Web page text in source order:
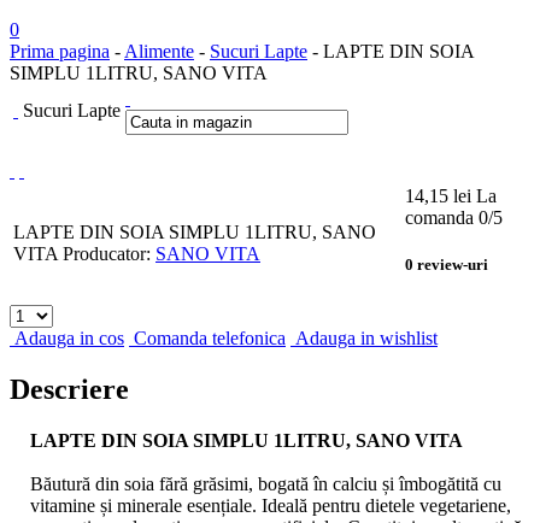
0
Prima pagina - Alimente - Sucuri Lapte - LAPTE DIN SOIA
SIMPLU 1LITRU, SANO VITA
Sucuri Lapte
LAPTE DIN SOIA SIMPLU 1LITRU, SANO
VITA Producator: SANO VITA
14,15 lei La
comanda 0/5
0 review-uri
Adauga in cos Comanda telefonica Adauga in wishlist
Descriere
LAPTE DIN SOIA SIMPLU 1LITRU, SANO VITA
Băutură din soia fără grăsimi, bogată în calciu și îmbogătită cu
vitamine și minerale esențiale. Ideală pentru dietele vegetariene,